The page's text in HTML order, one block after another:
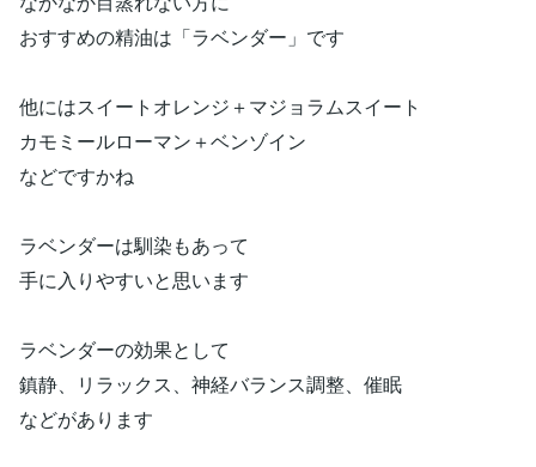
おすすめの精油は「ラベンダー」です
他にはスイートオレンジ＋マジョラムスイート
カモミールローマン＋ベンゾイン
などですかね
ラベンダーは馴染もあって
手に入りやすいと思います
ラベンダーの効果として
鎮静、リラックス、神経バランス調整、催眠
などがあります